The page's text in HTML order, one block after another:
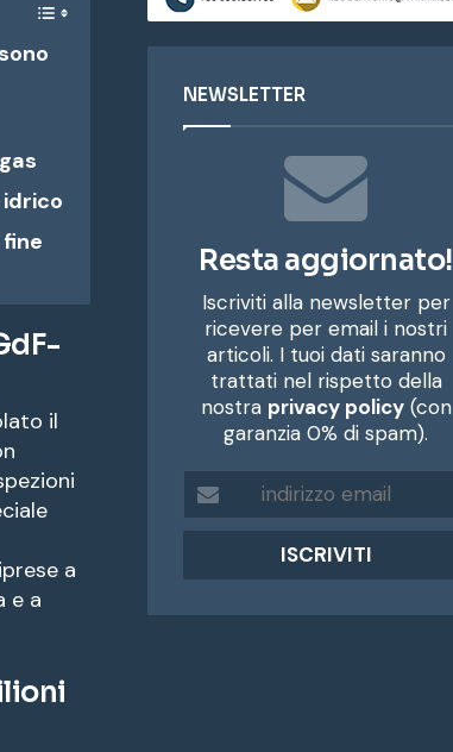
il
a
e a
NEWSLETTER
Resta aggiornato!
Iscriviti alla newsletter per
ricevere per email i nostri
articoli. I tuoi dati saranno
trattati nel rispetto della
nostra privacy policy(con
garanzia 0% di spam).
d
r